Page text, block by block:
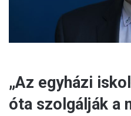
„Az egyházi
óta szolgálják a